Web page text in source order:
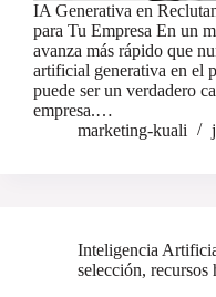
IA Generativa en
para Tu Empresa En un
avanza más rápido que
artificial generativa en el
puede ser un verdadero
empresa.…
marketing-kuali
Inteligencia
selección, recursos